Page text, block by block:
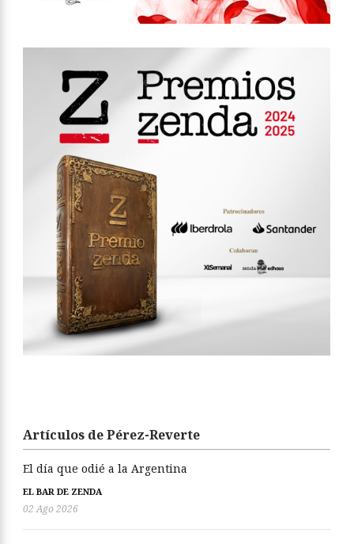
Artículos de Pérez-Reverte
El día que odié a la Argentina
EL BAR DE ZENDA
02 Ago 2026